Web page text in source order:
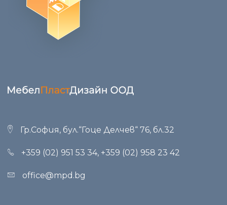
Гр.София, бул.“Гоце Делчев“ 76, бл.32
+359 (02) 951 53 34, +359 (02) 958 23 42
office@mpd.bg